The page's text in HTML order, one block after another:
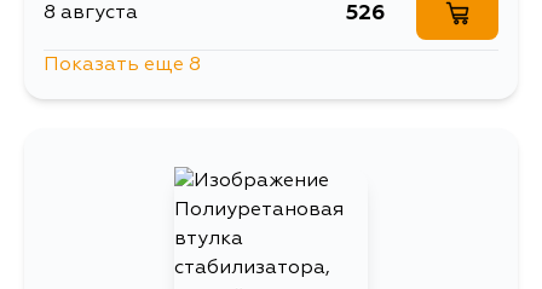
8 августа 526
Показать еще 8